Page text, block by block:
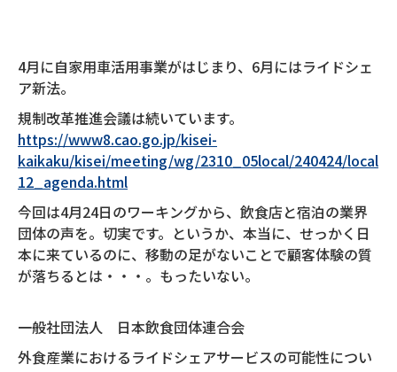
4月に自家用車活用事業がはじまり、6月にはライドシェ
ア新法。
規制改革推進会議は続いています。
https://www8.cao.go.jp/kisei-
kaikaku/kisei/meeting/wg/2310_05local/240424/local
12_agenda.html
今回は4月24日のワーキングから、飲食店と宿泊の業界
団体の声を。切実です。というか、本当に、せっかく日
本に来ているのに、移動の足がないことで顧客体験の質
が落ちるとは・・・。もったいない。
一般社団法人 日本飲食団体連合会
外食産業におけるライドシェアサービスの可能性につい